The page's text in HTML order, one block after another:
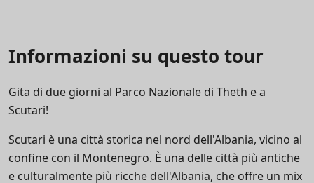
Informazioni su questo tour
Gita di due giorni al Parco Nazionale di Theth e a
Scutari!
Scutari è una città storica nel nord dell'Albania, vicino al
confine con il Montenegro. È una delle città più antiche
e culturalmente più ricche dell'Albania, che offre un mix